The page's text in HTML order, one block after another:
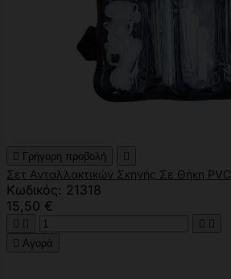
 Γρήγορη προβολή 
Σετ Ανταλλακτικών Σκηνής Σε Θήκη PVC
Κωδικός: 21318
15,50 €
   
 Αγορά